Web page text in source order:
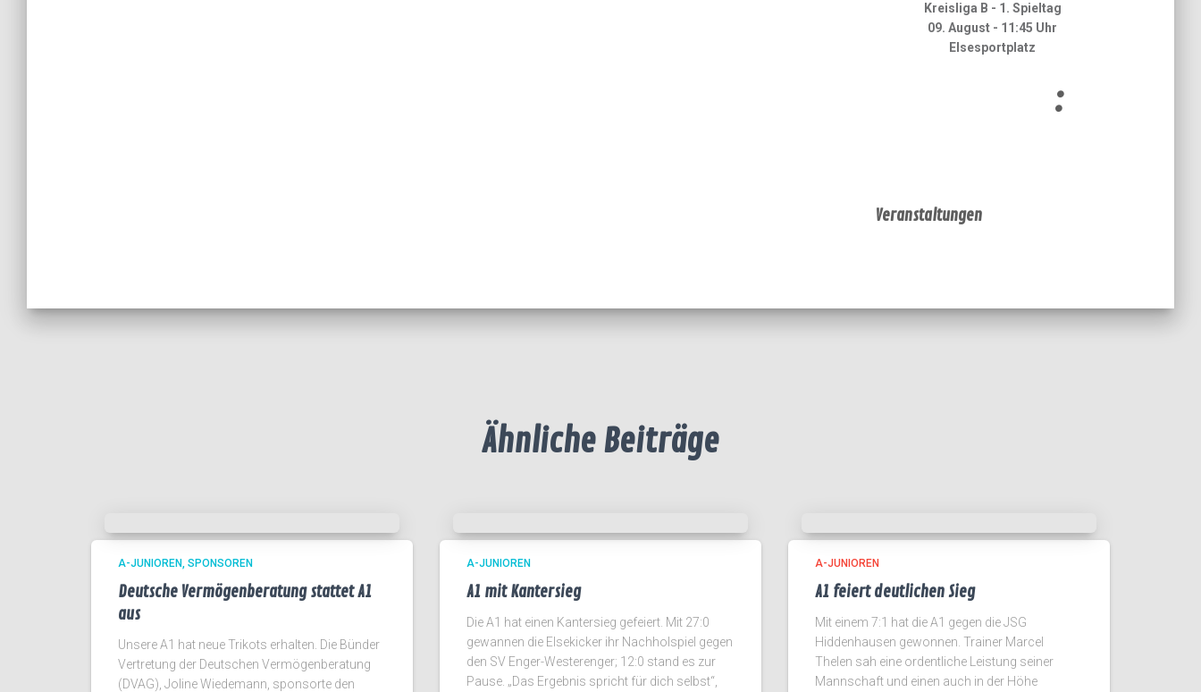
Kreisliga B - 1. Spieltag
09. August - 11:45 Uhr
Elsesportplatz
:
Veranstaltungen
Ähnliche Beiträge
A-JUNIOREN SPONSOREN
Deutsche Vermögenberatung stattet A1
aus
Unsere A1 hat neue Trikots erhalten. Die Bünder
Vertretung der Deutschen Vermögenberatung
(DVAG), Joline Wiedemann, sponsorte den
A-JUNIOREN
A1 mit Kantersieg
Die A1 hat einen Kantersieg gefeiert. Mit 27:0
gewannen die Elsekicker ihr Nachholspiel gegen
den SV Enger-Westerenger; 12:0 stand es zur
Pause. „Das Ergebnis spricht für dich selbst“,
A-JUNIOREN
A1 feiert deutlichen Sieg
Mit einem 7:1 hat die A1 gegen die JSG
Hiddenhausen gewonnen. Trainer Marcel
Thelen sah eine ordentliche Leistung seiner
Mannschaft und einen auch in der Höhe